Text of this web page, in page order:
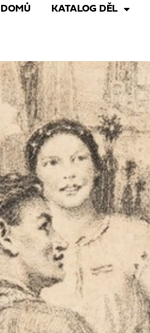
DOMŮ KATALOG DĚL